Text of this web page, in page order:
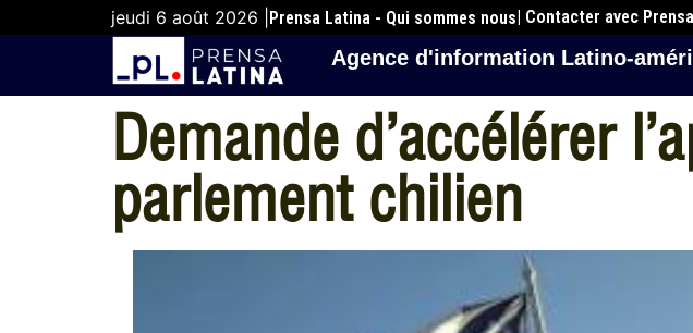
jeudi 6 août 2026 | Prensa Latina - Qui sommes nous| Contacter avec
Agence d'information Latino-
Demande d’accélérer
parlement chilien